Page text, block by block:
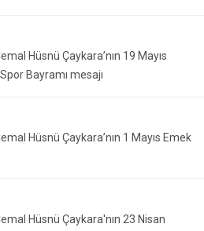
Hüsnü Çaykara’nın 19 Mayıs
Bayramı mesajı
Hüsnü Çaykara’nın 1 Mayıs Emek
Hüsnü Çaykara'nın 23 Nisan